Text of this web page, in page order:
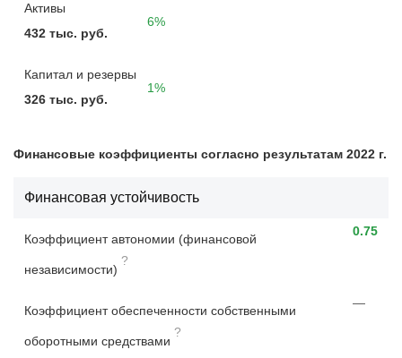
Активы
432 тыс. руб.
6%
Капитал и резервы
326 тыс. руб.
1%
Финансовые коэффициенты согласно результатам 2022 г.
Финансовая устойчивость
Коэффициент автономии (финансовой
независимости)
?
0.75
Коэффициент обеспеченности собственными
оборотными средствами
?
—